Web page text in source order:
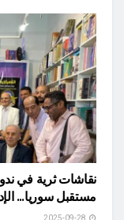
نقاشات ثرية في
مستقبل سوريا…